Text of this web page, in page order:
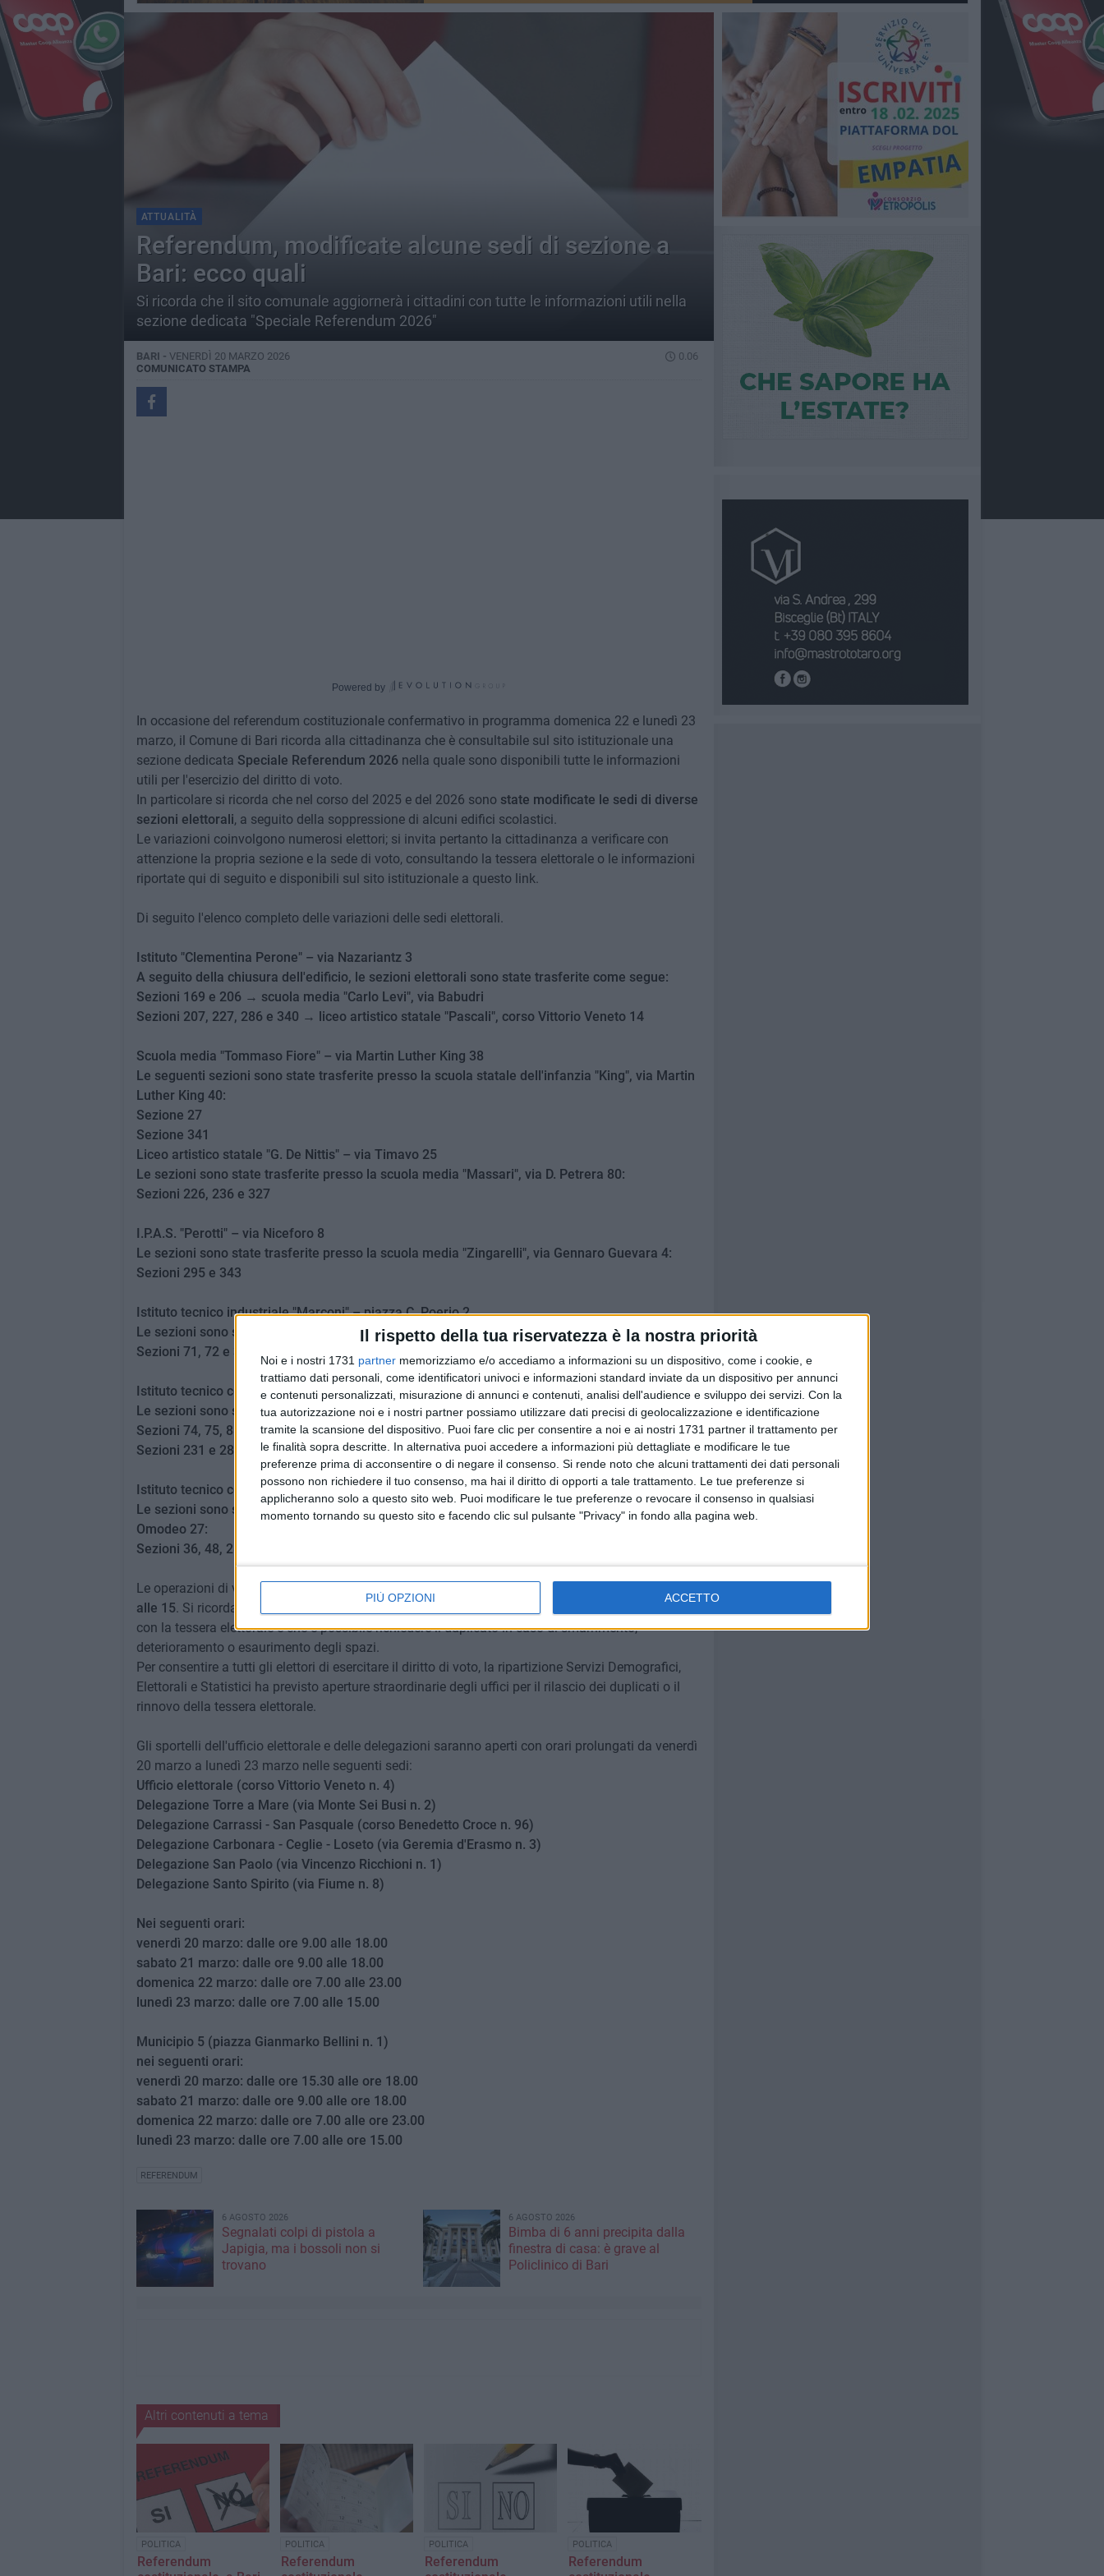
Il rispetto della tua riservatezza è la nostra priorità
Noi e i nostri 1731 partner memorizziamo e/o accediamo a informazioni su un dispositivo, come i cookie, e
trattiamo dati personali, come identificatori univoci e informazioni standard inviate da un dispositivo per annunci
e contenuti personalizzati, misurazione di annunci e contenuti, analisi dell'audience e sviluppo dei servizi. Con la
tua autorizzazione noi e i nostri partner possiamo utilizzare dati precisi di geolocalizzazione e identificazione
tramite la scansione del dispositivo. Puoi fare clic per consentire a noi e ai nostri 1731 partner il trattamento per
le finalità sopra descritte. In alternativa puoi accedere a informazioni più dettagliate e modificare le tue
preferenze prima di acconsentire o di negare il consenso. Si rende noto che alcuni trattamenti dei dati personali
possono non richiedere il tuo consenso, ma hai il diritto di opporti a tale trattamento. Le tue preferenze si
applicheranno solo a questo sito web. Puoi modificare le tue preferenze o revocare il consenso in qualsiasi
momento tornando su questo sito e facendo clic sul pulsante "Privacy" in fondo alla pagina web.
PIÙ OPZIONI ACCETTO
ATTUALITÀ
Referendum, modificate alcune sedi di sezione a
Bari: ecco quali
Si ricorda che il sito comunale aggiornerà i cittadini con tutte le informazioni utili nella
sezione dedicata "Speciale Referendum 2026"
BARI - VENERDÌ 20 MARZO 2026
0.06
COMUNICATO STAMPA
Powered by
In occasione del referendum costituzionale confermativo in programma domenica 22 e lunedì 23
marzo, il Comune di Bari ricorda alla cittadinanza che è consultabile sul sito istituzionale una
sezione dedicata Speciale Referendum 2026 nella quale sono disponibili tutte le informazioni
utili per l'esercizio del diritto di voto.
In particolare si ricorda che nel corso del 2025 e del 2026 sono state modificate le sedi di diverse
sezioni elettorali, a seguito della soppressione di alcuni edifici scolastici.
Le variazioni coinvolgono numerosi elettori; si invita pertanto la cittadinanza a verificare con
attenzione la propria sezione e la sede di voto, consultando la tessera elettorale o le informazioni
riportate qui di seguito e disponibili sul sito istituzionale a questo link.
Di seguito l'elenco completo delle variazioni delle sedi elettorali.
Istituto "Clementina Perone" – via Nazariantz 3
A seguito della chiusura dell'edificio, le sezioni elettorali sono state trasferite come segue:
Sezioni 169 e 206 → scuola media "Carlo Levi", via Babudri
Sezioni 207, 227, 286 e 340 → liceo artistico statale "Pascali", corso Vittorio Veneto 14
Scuola media "Tommaso Fiore" – via Martin Luther King 38
Le seguenti sezioni sono state trasferite presso la scuola statale dell'infanzia "King", via Martin
Luther King 40:
Sezione 27
Sezione 341
Liceo artistico statale "G. De Nittis" – via Timavo 25
Le sezioni sono state trasferite presso la scuola media "Massari", via D. Petrera 80:
Sezioni 226, 236 e 327
I.P.A.S. "Perotti" – via Niceforo 8
Le sezioni sono state trasferite presso la scuola media "Zingarelli", via Gennaro Guevara 4:
Sezioni 295 e 343
Istituto tecnico industriale "Marconi" – piazza C. Poerio 2
Le sezioni sono state trasferite presso l'istituto professionale "Santarella", piazza Gramsci 1:
Sezioni 71, 72 e 324
Istituto tecnico commerciale "Lenoci" – via Caldarola (polivalente)
Le sezioni sono state redistribuite tra due sedi dello stesso complesso:
Sezioni 74, 75, 88 e 91 → istituto tecnico nautico "Caracciolo"
Sezioni 231 e 289 → istituto "Elena di Savoia"
Istituto tecnico commerciale "G. Cesare" – viale Einaudi 66
Le sezioni sono state trasferite presso il 14° Circolo Didattico "Re David – Iqbal Masih", via
Omodeo 27:
Sezioni 36, 48, 283 e 300
Le operazioni di voto si svolgeranno
domenica 22 marzo, dalle ore 7 alle 23 e lunedì dalle ore 7
alle 15. Si ricorda che per votare è necessario presentarsi con un documento di identità valido e
con la tessera elettorale e che è possibile richiedere il duplicato in caso di smarrimento,
deterioramento o esaurimento degli spazi.
Per consentire a tutti gli elettori di esercitare il diritto di voto, la ripartizione Servizi Demografici,
Elettorali e Statistici ha previsto aperture straordinarie degli uffici per il rilascio dei duplicati o il
rinnovo della tessera elettorale.
Gli sportelli dell'ufficio elettorale e delle delegazioni saranno aperti con orari prolungati da venerdì
20 marzo a lunedì 23 marzo nelle seguenti sedi:
Ufficio elettorale (corso Vittorio Veneto n. 4)
Delegazione Torre a Mare (via Monte Sei Busi n. 2)
Delegazione Carrassi - San Pasquale (corso Benedetto Croce n. 96)
Delegazione Carbonara - Ceglie - Loseto (via Geremia d'Erasmo n. 3)
Delegazione San Paolo (via Vincenzo Ricchioni n. 1)
Delegazione Santo Spirito (via Fiume n. 8)
Nei seguenti orari:
venerdì 20 marzo: dalle ore 9.00 alle 18.00
sabato 21 marzo: dalle ore 9.00 alle 18.00
domenica 22 marzo: dalle ore 7.00 alle 23.00
lunedì 23 marzo: dalle ore 7.00 alle 15.00
Municipio 5 (piazza Gianmarko Bellini n. 1)
nei seguenti orari:
venerdì 20 marzo: dalle ore 15.30 alle ore 18.00
sabato 21 marzo: dalle ore 9.00 alle ore 18.00
domenica 22 marzo: dalle ore 7.00 alle ore 23.00
lunedì 23 marzo: dalle ore 7.00 alle ore 15.00
REFERENDUM
6 AGOSTO 2026
Segnalati colpi di pistola a
Japigia, ma i bossoli non si
trovano
6 AGOSTO 2026
Bimba di 6 anni precipita dalla
finestra di casa: è grave al
Policlinico di Bari
Altri contenuti a tema
POLITICA
Referendum
POLITICA
Referendum
POLITICA
Referendum
POLITICA
Referendum